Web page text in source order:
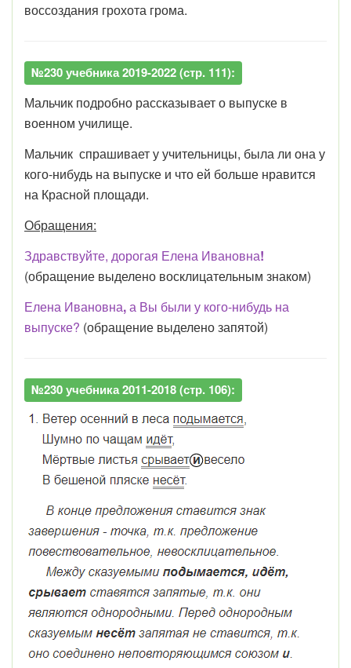
воссоздания грохота грома.
№230 учебника 2019-2022 (стр. 111):
Мальчик подробно рассказывает о выпуске в
военном училище.
Мальчик спрашивает у учительницы, была ли она у
кого-нибудь на выпуске и что ей больше нравится
на Красной площади.
Обращения:
Здравствуйте, дорогая Елена Ивановна!
(обращение выделено восклицательным знаком)
Елена Ивановна,а Вы были у кого-нибудь на
выпуске? (обращение выделено запятой)
№230 учебника 2011-2018 (стр. 106):